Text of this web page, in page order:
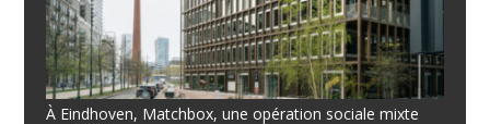
À Eindhoven, Matchbox, une opération sociale mixte